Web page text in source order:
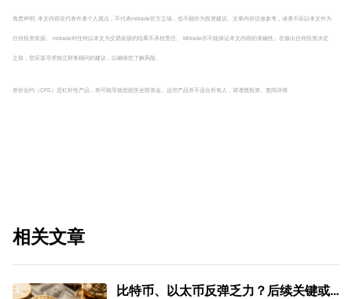
免责声明: 本文内容仅代表作者个人观点，不代表mitrade官方立场，也不能作为投资建议。文章内容仅做参考，读者不应以本文作为
任何投资依据。 mitrade对任何以本文为交易依据的结果不承担责任。 Mitrade亦不能保证本文内容的准确性。在做出任何投资决定
之前，您应该寻求独立财务顾问的建议，以确保您了解风险。
差价合约（CFD）是杠杆性产品，有可能导致您损失全部资金。这些产品并不适合所有人，请谨慎投资。 查阅详情
相关文章
比特币、以太币反弹乏力？后续关键或